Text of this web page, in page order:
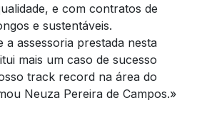
e com contratos de
e sustentáveis.
a assessoria prestada nesta
mais um caso de sucesso
track record na área do
Neuza Pereira de Campos.»